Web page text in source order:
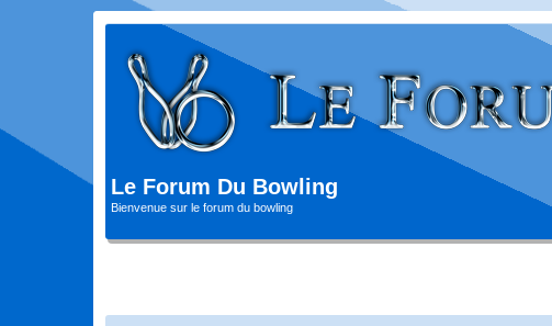
Le Forum Du Bowling
Bienvenue sur le forum du bowling